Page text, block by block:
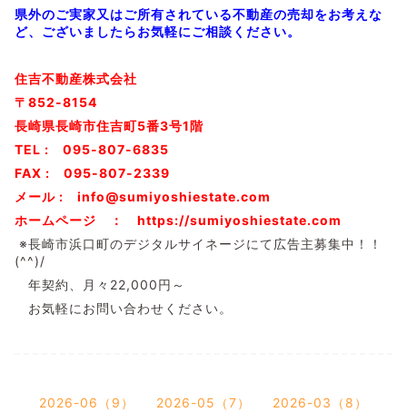
県外のご実家又はご所有されている不動産の売却をお考えな
ど、ございましたらお気軽にご相談ください。
住吉不動産株式会社
〒852-8154
長崎県長崎市住吉町5番3号1階
TEL : 095-807-6835
FAX : 095-807-2339
メール : info@sumiyoshiestate.com
ホームページ ： https://sumiyoshiestate.com
※長崎市浜口町のデジタルサイネージにて広告主募集中！！
(^^)/
年契約、月々22,000円～
お気軽にお問い合わせください。
2026-06（9） 2026-05（7）
2026-03（8）